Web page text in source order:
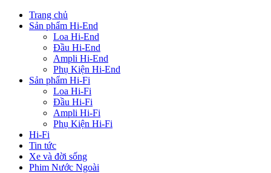
Trang chủ
Sản phẩm Hi-End
Loa Hi-End
Đầu Hi-End
Ampli Hi-End
Phụ Kiện Hi-End
Sản phẩm Hi-Fi
Loa Hi-Fi
Đầu Hi-Fi
Ampli Hi-Fi
Phụ Kiện Hi-Fi
Hi-Fi
Tin tức
Xe và đời sống
Phim Nước Ngoài